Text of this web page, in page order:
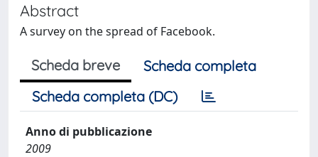
Abstract
A survey on the spread of Facebook.
Scheda breve
Scheda completa
Scheda completa (DC)
Anno di pubblicazione
2009